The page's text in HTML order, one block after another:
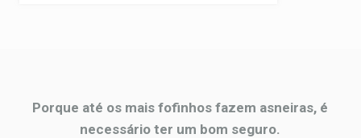
Porque até os mais fofinhos fazem asneiras, é
necessário ter um bom seguro.